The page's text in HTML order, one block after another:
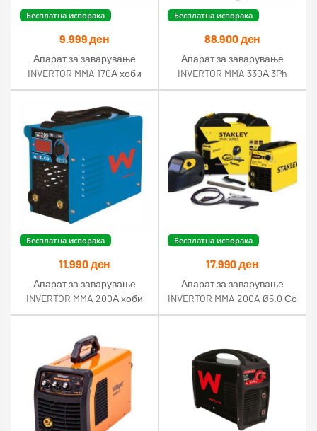
Бесплатна испорака
9.999ден
Апарат за заварување
INVERTOR MMA 170А хоби
Awelco
Бесплатна испорака
88.900ден
Апарат за заварување
INVERTOR MMA 330А 3Ph
400V Awelco
Бесплатна испорака
11.990ден
Апарат за заварување
INVERTOR MMA 200А хоби
Awelco
Бесплатна испорака
17.990ден
Апарат за заварување
INVERTOR MMA 200A Ø5.0 Со
LCD маска Stanley